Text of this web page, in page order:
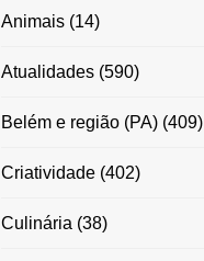
Animais(14)
Atualidades(590)
Belém e região (PA)(409)
Criatividade(402)
Culinária (38)